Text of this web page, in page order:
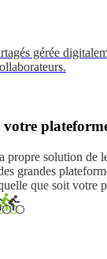
gérée
propre solution
grandes
que soit votre